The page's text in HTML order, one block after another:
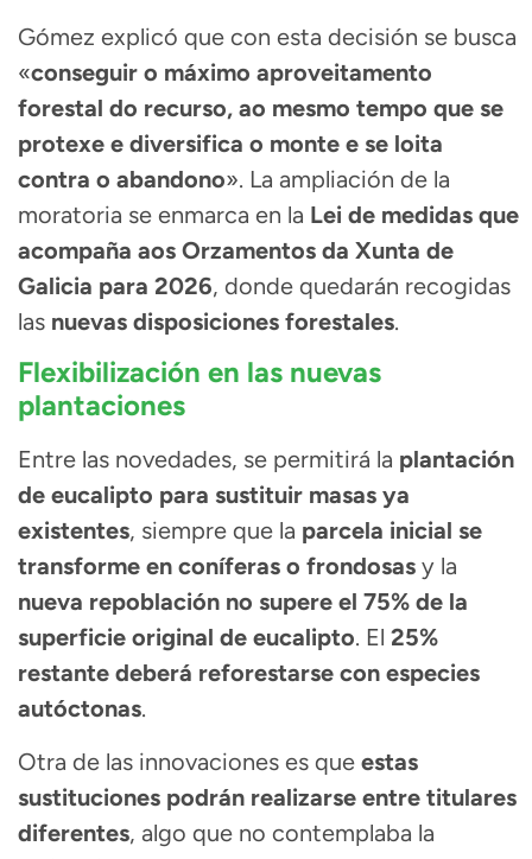
Gómez explicó que con esta decisión se busca
«conseguir o máximo aproveitamento
forestal do recurso, ao mesmo tempo que se
protexe e diversifica o monte e se loita
contra o abandono». La ampliación de la
moratoria se enmarca en la Lei de medidas que
acompaña aos Orzamentos da Xunta de
Galicia para 2026, donde quedarán recogidas
las nuevas disposiciones forestales.
Flexibilización en las nuevas
plantaciones
Entre las novedades, se permitirá la plantación
de eucalipto para sustituir masas ya
existentes, siempre que la parcela inicial se
transforme en coníferas o frondosas y la
nueva repoblación no supere el 75% de la
superficie original de eucalipto. El 25%
restante deberá reforestarse con especies
autóctonas.
Otra de las innovaciones es que estas
sustituciones podrán realizarse entre titulares
diferentes, algo que no contemplaba la